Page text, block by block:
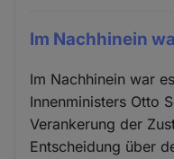
Im Nachhinein
Im Nachhinein war
Innenministers Otto
Verankerung der
Entscheidung über